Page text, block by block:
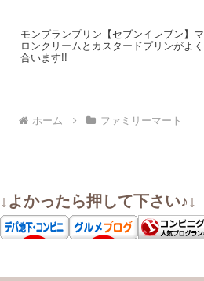
モンブランプリン【セブンイレブン】マ
ロンクリームとカスタードプリンがよく
合います!!
ホーム ファミリーマート
↓よかったら押して下さい♪↓